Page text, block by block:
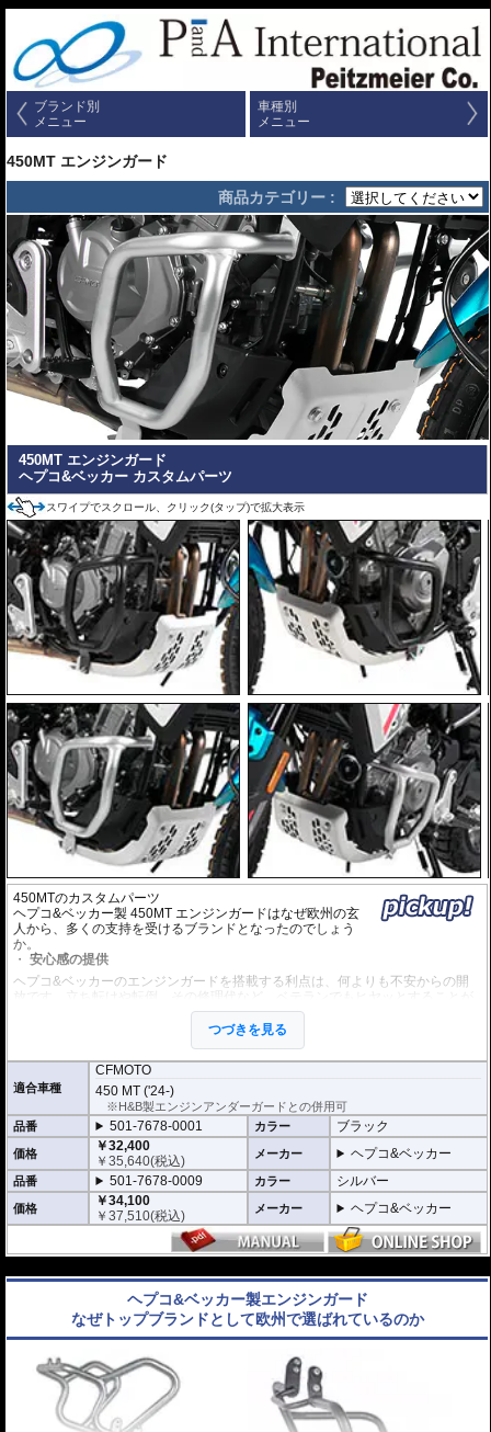
ブランド別
メニュー
車種別
メニュー
450MT エンジンガード
商品カテゴリー :
450MT エンジンガード
ヘプコ&ベッカー カスタムパーツ
スワイプでスクロール、クリック(タップ)で拡大表示
450MTのカスタムパーツ
ヘプコ&ベッカー製 450MT エンジンガードはなぜ欧州の玄
人から、多くの支持を受けるブランドとなったのでしょう
か。
安心感の提供
ヘプコ&ベッカーのエンジンガードを搭載する利点は、何よりも不安からの開
放です。立ち転けや転倒、その修理代など、ベテランでもヒヤッとすることが
ヘプコ&ベッカーではツーリングを心から楽しむことを目指し、製品を開発、
高い安全性
万が一の有事から車体を守ります。直接のダメージを防ぐだけでなく、衝撃を
多点に分散し、全体的にダメージを少なくする効果が期待できます。
地面と車体の間への足の挟み込みなども防ぐことも大事な機能です。
品質の差別化
ヘプコ&ベッカーのエンジンガードにはパイプ内部に性質の異なる特殊強化パ
イプをさらに1本追加させた2重構造を採用。
肉厚スチールの加工が施されている車両接合ポイントはトライ&エラーより導
きだされた耐衝撃性に優れた構造です。
また多点支持や、パイプのつなぎ方も差し込みタイプとすることで、充分な強
度を確保。
夫が施されています。
つづきを見る
適合車種
CFMOTO
450 MT ('24-)
※H&B製エンジンアンダーガードとの併用可
品番
501-7678-0001 カラー ブラック
価格
￥32,400
￥35,640(税込) メーカー ヘプコ&ベッカー
品番 501-7678-0009 カラー シルバー
価格
￥34,100
￥37,510(税込) メーカー ヘプコ&ベッカー
ヘプコ&ベッカー製エンジンガード
なぜトップブランドとして欧州で選ばれているのか